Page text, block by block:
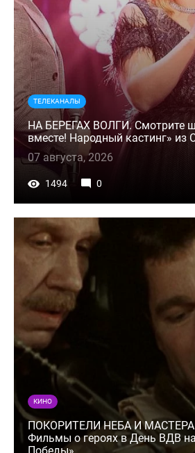
ТЕЛЕКАНАЛЫ
НА БЕРЕГАХ ВОЛГИ. Смотрите
вместе! Народный кастинг» из
07 августа, 2026
1494 0
КИНО
ПОКОРИТЕЛИ НЕБА И
Фильмы о героях в День ВДВ